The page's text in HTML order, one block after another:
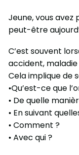
Jeune, vous avez
peut-être
C’est souvent
accident,
Cela implique de
•Qu’est-ce que
• De quelle
• En suivant
• Comment ?
• Avec qui ?